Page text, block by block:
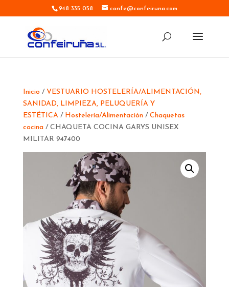
948 335 058 confe@confeiruna.com
Inicio / VESTUARIO HOSTELERÍA/ALIMENTACIÓN,
SANIDAD, LIMPIEZA, PELUQUERÍA Y
ESTÉTICA/ Hostelería/Alimentación/ Chaquetas
cocina/ CHAQUETA COCINA GARYS UNISEX
MILITAR 947400